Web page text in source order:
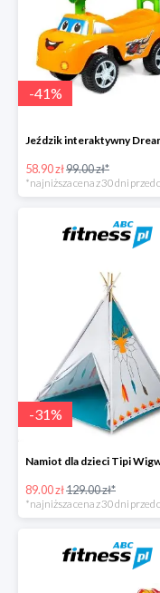
-41%
58.90 zł99.00 zł*
-31%
89.00 zł129.00 zł*